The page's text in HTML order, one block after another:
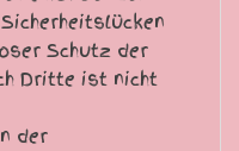
Schutz der
Dritte ist nicht
der